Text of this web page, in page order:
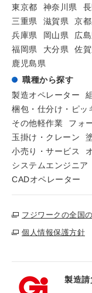
東京都
神奈川県
三重県
滋賀県 京
兵庫県
岡山県 広
福岡県
大分県 佐
鹿児島県
職種から探す
製造オペレーター
梱包・仕分け・ピッ
その他軽作業
フォ
玉掛け・クレーン
小売り・サービス
システムエンジニア
CADオペレーター
フジワークの全国
個人情報保護方針
製造請